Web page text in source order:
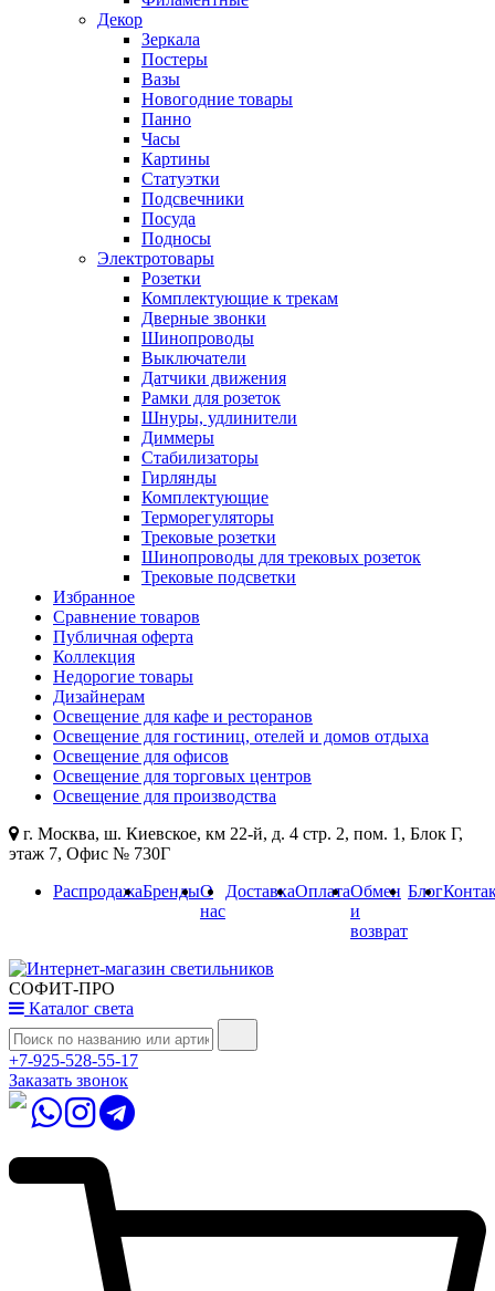
Декор
Зеркала
Постеры
Вазы
Новогодние товары
Панно
Часы
Картины
Статуэтки
Подсвечники
Посуда
Подносы
Электротовары
Розетки
Комплектующие к трекам
Дверные звонки
Шинопроводы
Выключатели
Датчики движения
Рамки для розеток
Шнуры, удлинители
Диммеры
Стабилизаторы
Гирлянды
Комплектующие
Терморегуляторы
Трековые розетки
Шинопроводы для трековых розеток
Трековые подсветки
Избранное
Сравнение товаров
Публичная оферта
Коллекция
Недорогие товары
Дизайнерам
Освещение для кафе и ресторанов
Освещение для гостиниц, отелей и домов отдыха
Освещение для офисов
Освещение для торговых центров
Освещение для производства
г. Москва, ш. Киевское, км 22-й, д. 4 стр. 2, пом. 1, Блок Г,
этаж 7, Офис № 730Г
РаспродажаБрендыО
нас
ДоставкаОплатаОбмен
и
возврат
Блог
СОФИТ-ПРО
Каталог света
+7-925-528-55-17
Заказать звонок